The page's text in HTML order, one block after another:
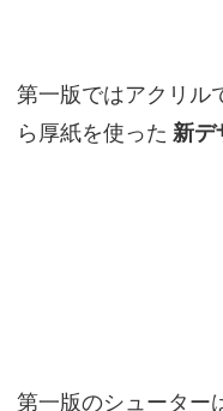
第一版ではアクリル
ら厚紙を使った 新デ
第一版のシューター